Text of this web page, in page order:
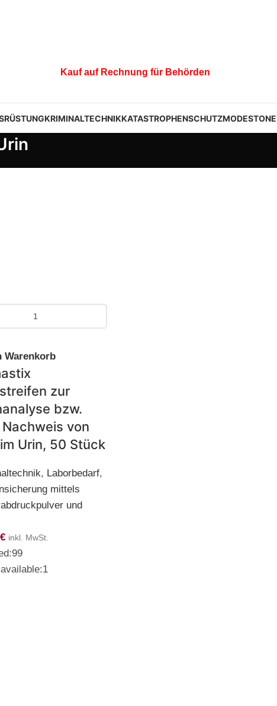
Kauf auf Rechnung für Behörden
KRIMINALTECHNIKKATASTROPHENSCHUTZ
Warenkorb
zur
bzw.
von
Urin, 50 Stück
, Laborbedarf,
mittels
und
€ inkl. MwSt.
99
1